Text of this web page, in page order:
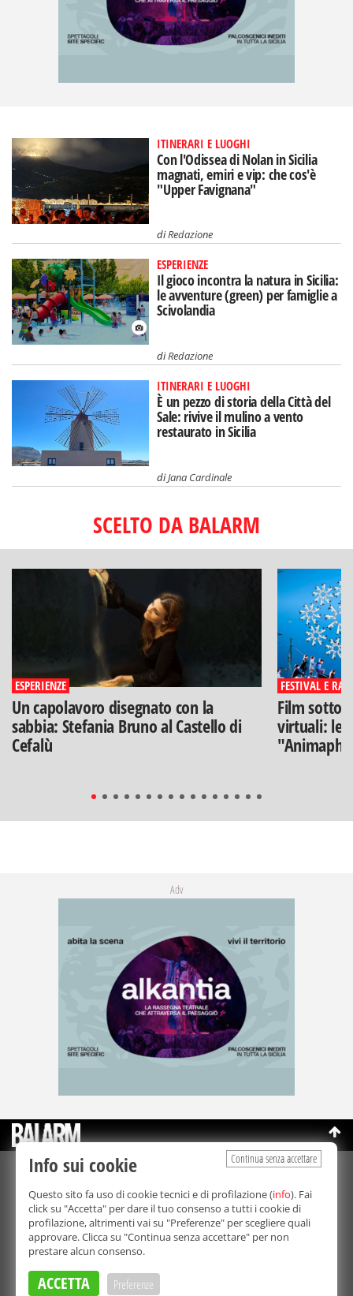
ITINERARI E LUOGHI
Con l'Odissea di Nolan in Sicilia
magnati, emiri e vip: che cos'è
"Upper Favignana"
diRedazione
ESPERIENZE
Il gioco incontra la natura in Sicilia:
le avventure (green) per famiglie a
Scivolandia
diRedazione
ITINERARI E LUOGHI
È un pezzo di storia della Città del
Sale: rivive il mulino a vento
restaurato in Sicilia
diJana Cardinale
SCELTO DA BALARM
ESPERIENZE
Un capolavoro disegnato con la
sabbia: Stefania Bruno al Castello di
Cefalù
FESTIVAL E
Film sotto
virtuali: le
Adv
©Copyright 2003-2026
Bmedia Srl- P.IVA 07064240828
La riproduzione totale o parziale di tutti i contenuti, in qualunque
forma, su qualsiasi supporto è proibita.
Balarm.it è una testata giornalistica registrata. Autorizzazione del
Tribunale di Palermo n° 32 del 21/10/2003
Direttore responsabile:
Continua senza accettare
Info sui cookie
Questo sito fa uso di cookie tecnici e di profilazione (info). Fai
click su "Accetta" per dare il tuo consenso a tutti i cookie di
profilazione, altrimenti vai su "Preferenze" per scegliere quali
approvare. Clicca su "Continua senza accettare" per non
prestare alcun consenso.
ACCETTA Preferenze